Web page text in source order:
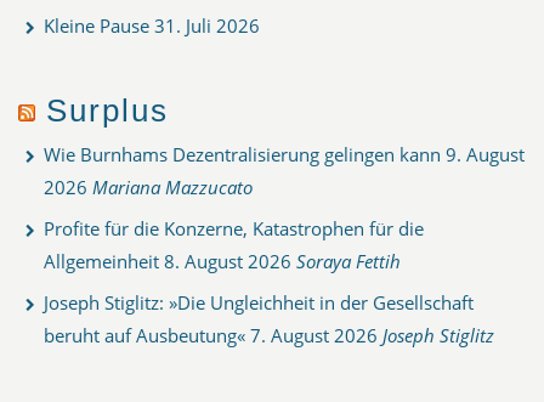
Kleine Pause 31. Juli 2026
Surplus
Wie Burnhams Dezentralisierung gelingen kann 9. August
2026 Mariana Mazzucato
Profite für die Konzerne, Katastrophen für die
Allgemeinheit 8. August 2026 Soraya Fettih
Joseph Stiglitz: »Die Ungleichheit in der Gesellschaft
beruht auf Ausbeutung« 7. August 2026 Joseph Stiglitz